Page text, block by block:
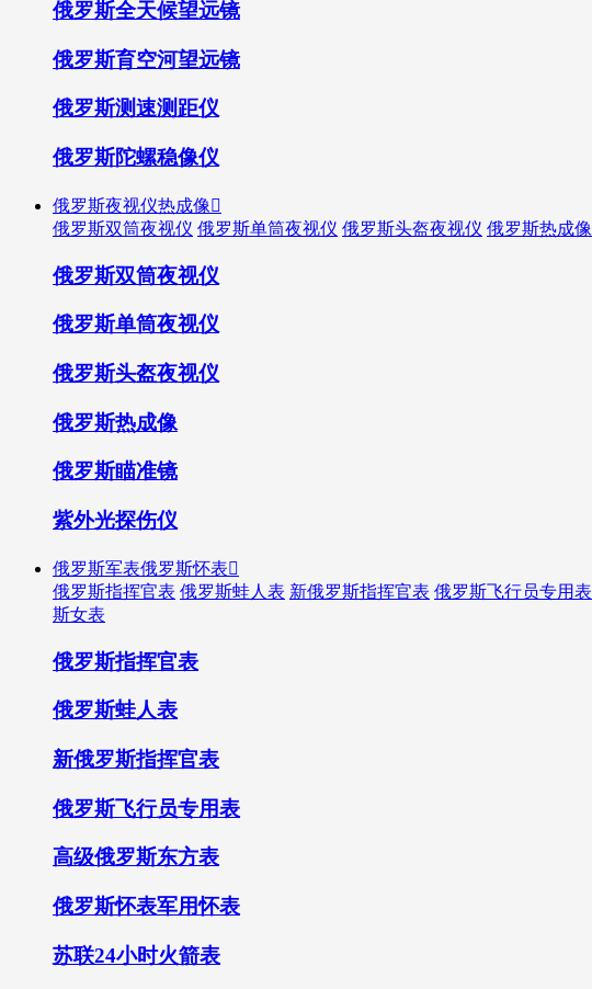
俄罗斯全天候望远镜
俄罗斯育空河望远镜
俄罗斯测速测距仪
俄罗斯陀螺稳像仪
俄罗斯夜视仪热成像
俄罗斯双筒夜视仪 俄罗斯单筒夜视仪 俄罗斯头盔夜视仪 俄罗斯热成像
俄罗斯双筒夜视仪
俄罗斯单筒夜视仪
俄罗斯头盔夜视仪
俄罗斯热成像
俄罗斯瞄准镜
紫外光探伤仪
俄罗斯军表俄罗斯怀表
俄罗斯指挥官表 俄罗斯蛙人表 新俄罗斯指挥官表 俄罗斯飞行员专用表
斯女表
俄罗斯指挥官表
俄罗斯蛙人表
新俄罗斯指挥官表
俄罗斯飞行员专用表
高级俄罗斯东方表
俄罗斯怀表军用怀表
苏联24小时火箭表